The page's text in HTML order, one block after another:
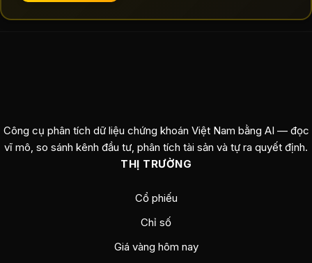
Công cụ phân tích dữ liệu chứng khoán Việt Nam bằng AI — đọc
vĩ mô, so sánh kênh đầu tư, phân tích tài sản và tự ra quyết định.
THỊ TRƯỜNG
Cổ phiếu
Chỉ số
Giá vàng hôm nay